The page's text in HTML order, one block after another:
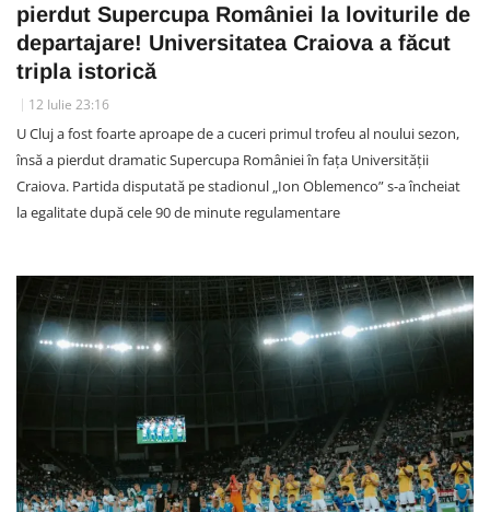
pierdut Supercupa României la loviturile de
departajare! Universitatea Craiova a făcut
tripla istorică
12 Iulie 23:16
U Cluj a fost foarte aproape de a cuceri primul trofeu al noului sezon,
însă a pierdut dramatic Supercupa României în fața Universității
Craiova. Partida disputată pe stadionul „Ion Oblemenco” s-a încheiat
la egalitate după cele 90 de minute regulamentare